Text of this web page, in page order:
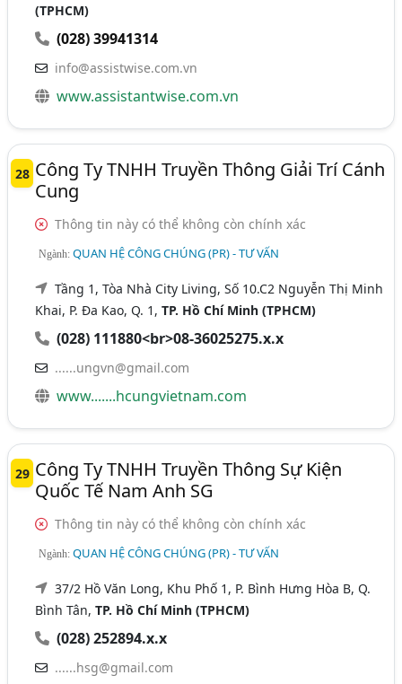
(TPHCM)
(028) 39941314
info@assistwise.com.vn
www.assistantwise.com.vn
28 Công Ty TNHH Truyền Thông Giải Trí Cánh
Cung
Thông tin này có thể không còn chính xác
Ngành:QUAN HỆ CÔNG CHÚNG (PR) - TƯ VẤN
Tầng 1, Tòa Nhà City Living, Số 10.C2 Nguyễn Thị Minh
Khai, P. Đa Kao, Q. 1,TP. Hồ Chí Minh (TPHCM)
(028) 111880<br>08-36025275.x.x
......ungvn@gmail.com
www.......hcungvietnam.com
29 Công Ty TNHH Truyền Thông Sự Kiện
Quốc Tế Nam Anh SG
Thông tin này có thể không còn chính xác
Ngành:QUAN HỆ CÔNG CHÚNG (PR) - TƯ VẤN
37/2 Hồ Văn Long, Khu Phố 1, P. Bình Hưng Hòa B, Q.
Bình Tân,TP. Hồ Chí Minh (TPHCM)
(028) 252894.x.x
......hsg@gmail.com